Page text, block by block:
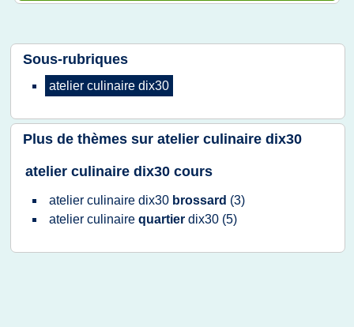
Sous-rubriques
atelier culinaire dix30
Plus de thèmes sur atelier culinaire dix30
atelier culinaire dix30 cours
atelier culinaire dix30 brossard (3)
atelier culinaire quartier dix30 (5)